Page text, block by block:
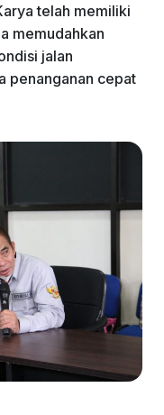
telah memiliki
memudahkan
jalan
penanganan cepat